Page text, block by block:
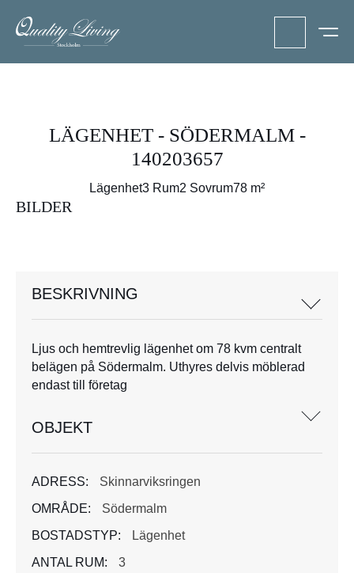
LÄGENHET - SÖDERMALM -
140203657
Lägenhet3 Rum2 Sovrum78 m²
BILDER
BESKRIVNING
Ljus och hemtrevlig lägenhet om 78 kvm centralt
belägen på Södermalm. Uthyres delvis möblerad
endast till företag
OBJEKT
ADRESS:
Skinnarviksringen
OMRÅDE:
Södermalm
BOSTADSTYP:
Lägenhet
ANTAL RUM:
3